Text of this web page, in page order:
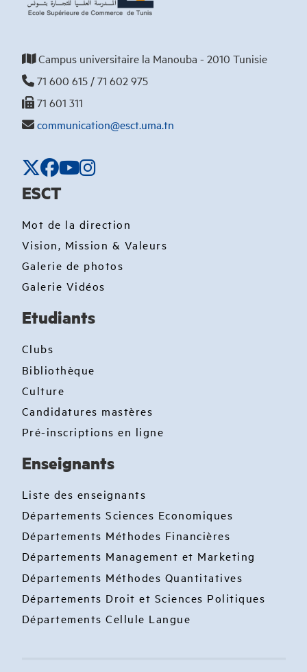
Campus universitaire la Manouba - 2010 Tunisie
71 600 615 / 71 602 975
71 601 311
communication@esct.uma.tn
ESCT
Mot de la direction
Vision, Mission & Valeurs
Galerie de photos
Galerie Vidéos
Etudiants
Clubs
Bibliothèque
Culture
Candidatures mastères
Pré-inscriptions en ligne
Enseignants
Liste des enseignants
Départements Sciences Economiques
Départements Méthodes Financières
Départements Management et Marketing
Départements Méthodes Quantitatives
Départements Droit et Sciences Politiques
Départements Cellule Langue